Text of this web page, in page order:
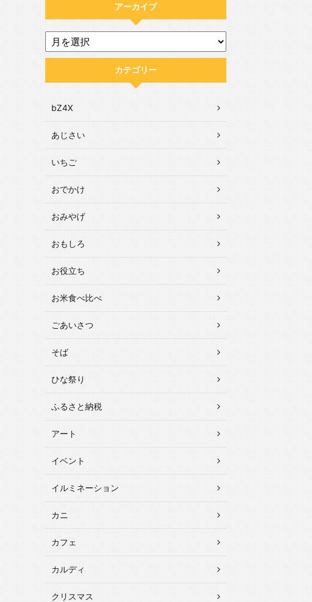
アーカイブ
カテゴリー
bZ4X
あじさい
いちご
おでかけ
おみやげ
おもしろ
お役立ち
お米食べ比べ
ごあいさつ
そば
ひな祭り
ふるさと納税
アート
イベント
イルミネーション
カニ
カフェ
カルディ
クリスマス